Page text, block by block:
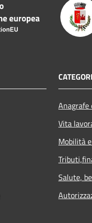
Vita
Mobilità
Salute,